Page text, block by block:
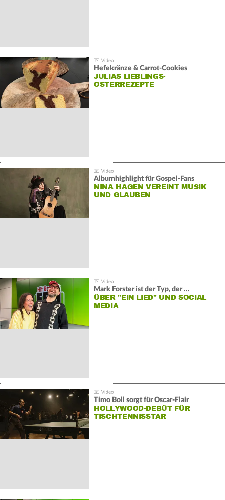
Hefekränze & Carrot-Cookies
JULIAS LIEBLINGS-
OSTERREZEPTE
Albumhighlight für Gospel-Fans
NINA HAGEN VEREINT MUSIK
UND GLAUBEN
Mark Forster ist der Typ, der …
ÜBER "EIN LIED" UND SOCIAL
MEDIA
Timo Boll sorgt für Oscar-Flair
HOLLYWOOD-DEBÜT FÜR
TISCHTENNISSTAR